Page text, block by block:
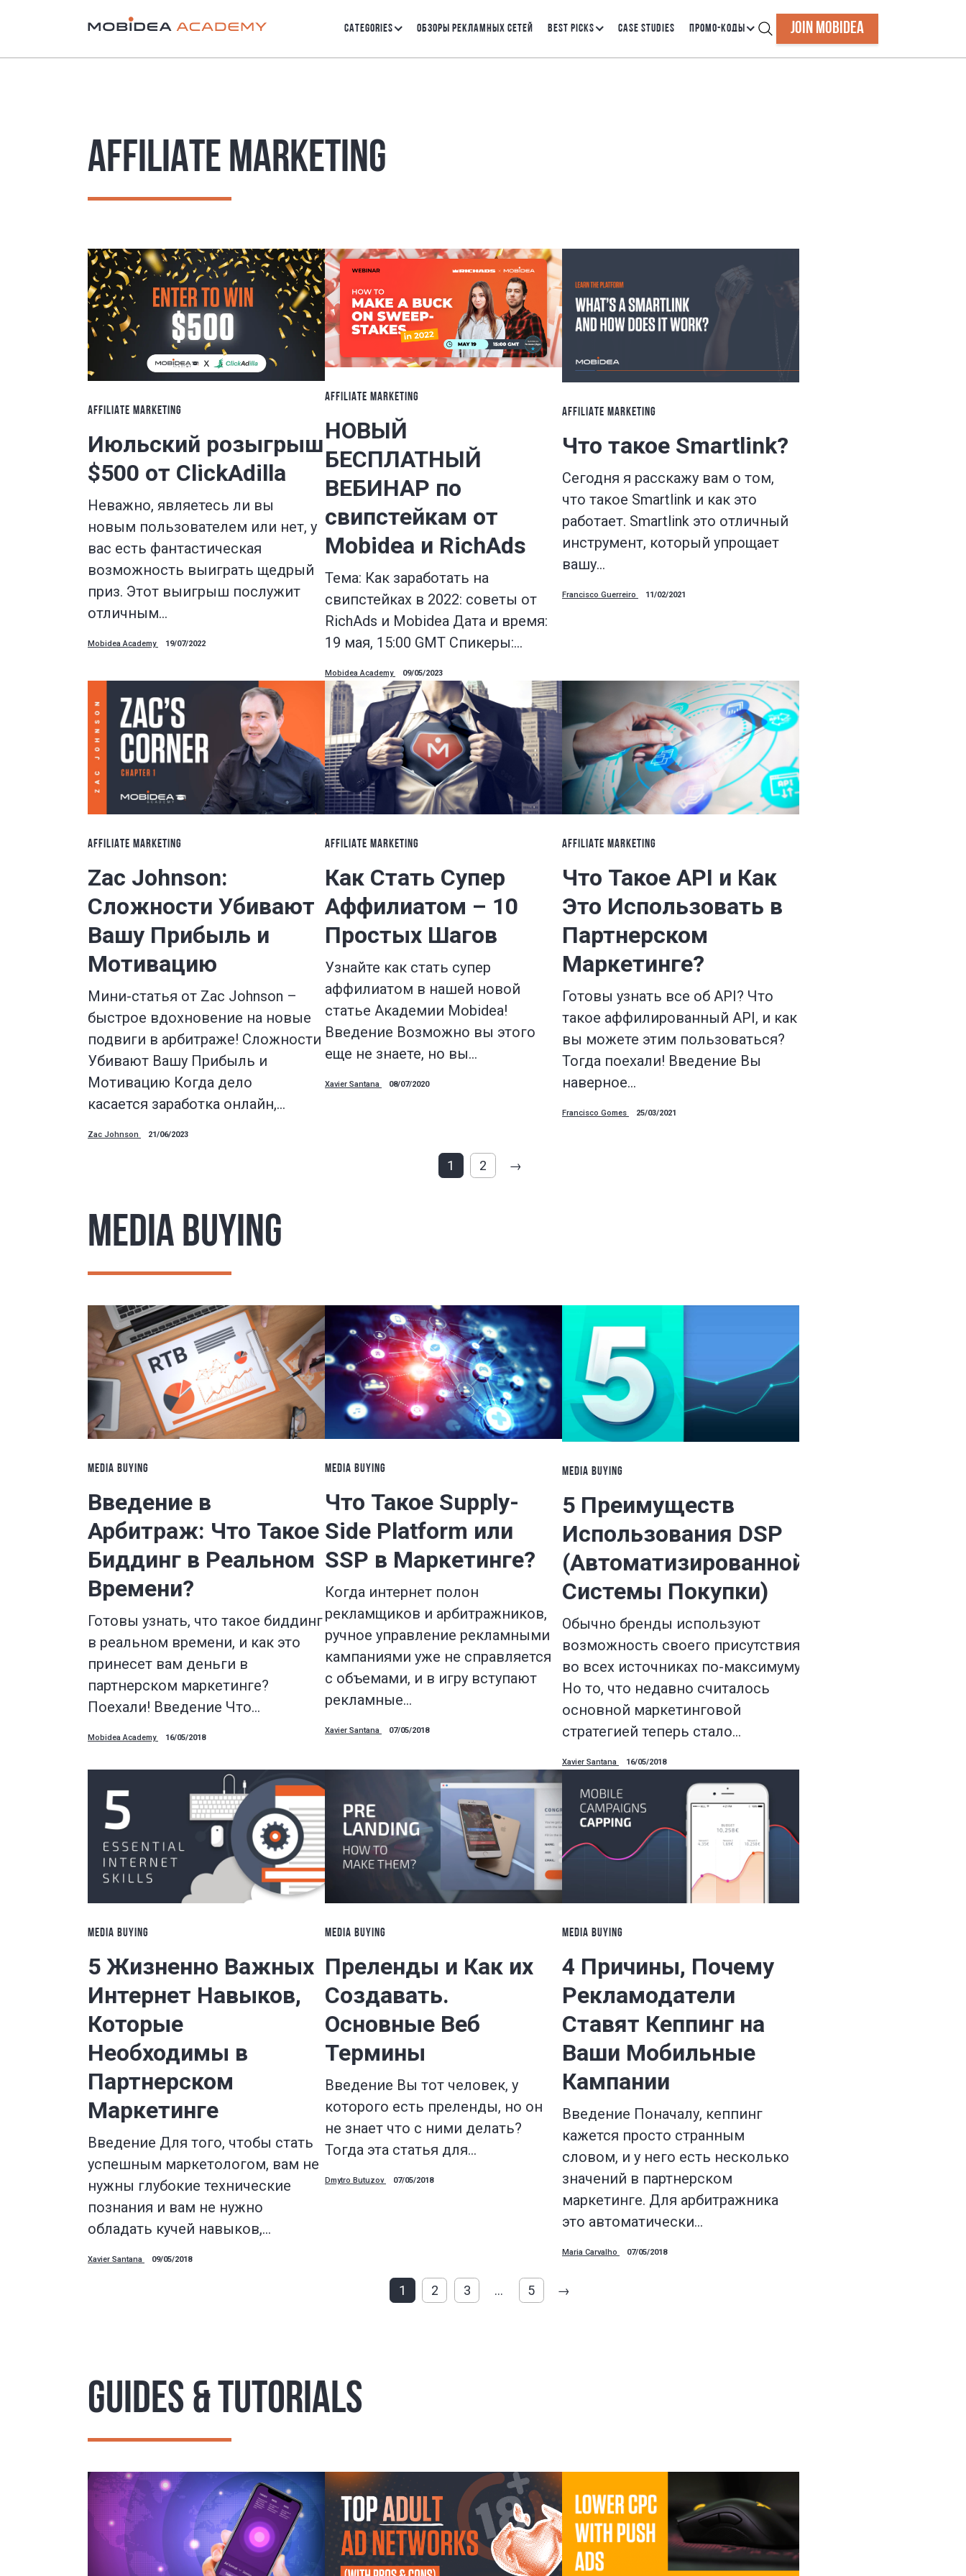
CATEGORIES ОБЗОРЫ РЕКЛАМНЫХ СЕТЕЙ BEST PICKS CASE STUDIES ПРОМО-КОДЫ JOIN MOBIDEA
AFFILIATE MARKETING
AFFILIATE MARKETING
Июльский розыгрыш
$500 от ClickAdilla
Неважно, являетесь ли вы
новым пользователем или нет, у
вас есть фантастическая
возможность выиграть щедрый
приз. Этот выигрыш послужит
отличным…
Mobidea Academy 19/07/2022
AFFILIATE MARKETING
НОВЫЙ
БЕСПЛАТНЫЙ
ВЕБИНАР по
свипстейкам от
Mobidea и RichAds
Тема: Как заработать на
свипстейках в 2022: советы от
RichAds и Mobidea Дата и время:
19 мая, 15:00 GMT Спикеры:…
Mobidea Academy 09/05/2023
AFFILIATE MARKETING
Что такое Smartlink?
Сегодня я расскажу вам о том,
что такое Smartlink и как это
работает. Smartlink это отличный
инструмент, который упрощает
вашу…
Francisco Guerreiro 11/02/2021
AFFILIATE MARKETING
Zac Johnson:
Сложности Убивают
Вашу Прибыль и
Мотивацию
Мини-статья от Zac Johnson –
быстрое вдохновение на новые
подвиги в арбитраже! Сложности
Убивают Вашу Прибыль и
Мотивацию Когда дело
касается заработка онлайн,…
Zac Johnson 21/06/2023
AFFILIATE MARKETING
Как Стать Супер
Аффилиатом – 10
Простых Шагов
Узнайте как стать супер
аффилиатом в нашей новой
статье Академии Mobidea!
Введение Возможно вы этого
еще не знаете, но вы…
Xavier Santana 08/07/2020
AFFILIATE MARKETING
Что Такое API и Как
Это Использовать в
Партнерском
Маркетинге?
Готовы узнать все об API? Что
такое аффилированный API, и как
вы можете этим пользоваться?
Тогда поехали! Введение Вы
наверное…
Francisco Gomes 25/03/2021
1 2 →
MEDIA BUYING
MEDIA BUYING
Введение в
Арбитраж: Что Такое
Биддинг в Реальном
Времени?
Готовы узнать, что такое биддинг
в реальном времени, и как это
принесет вам деньги в
партнерском маркетинге?
Поехали! Введение Что…
Mobidea Academy 16/05/2018
MEDIA BUYING
Что Такое Supply-
Side Platform или
SSP в Маркетинге?
Когда интернет полон
рекламщиков и арбитражников,
ручное управление рекламными
кампаниями уже не справляется
с объемами, и в игру вступают
рекламные…
Xavier Santana 07/05/2018
MEDIA BUYING
5 Преимуществ
Использования DSP
(Автоматизированной
Системы Покупки)
Обычно бренды используют
возможность своего присутствия
во всех источниках по-максимуму.
Но то, что недавно считалось
основной маркетинговой
стратегией теперь стало…
Xavier Santana 16/05/2018
MEDIA BUYING
5 Жизненно Важных
Интернет Навыков,
Которые
Необходимы в
Партнерском
Маркетинге
Введение Для того, чтобы стать
успешным маркетологом, вам не
нужны глубокие технические
познания и вам не нужно
обладать кучей навыков,…
Xavier Santana 09/05/2018
MEDIA BUYING
Преленды и Как их
Создавать.
Основные Веб
Термины
Введение Вы тот человек, у
которого есть преленды, но он
не знает что с ними делать?
Тогда эта статья для…
Dmytro Butuzov 07/05/2018
MEDIA BUYING
4 Причины, Почему
Рекламодатели
Ставят Кеппинг на
Ваши Мобильные
Кампании
Введение Поначалу, кеппинг
кажется просто странным
словом, и у него есть несколько
значений в партнерском
маркетинге. Для арбитражника
это автоматически…
Maria Carvalho 07/05/2018
1 2 3 … 5 →
GUIDES & TUTORIALS